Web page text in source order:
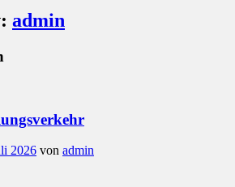
admin
2026 von admin